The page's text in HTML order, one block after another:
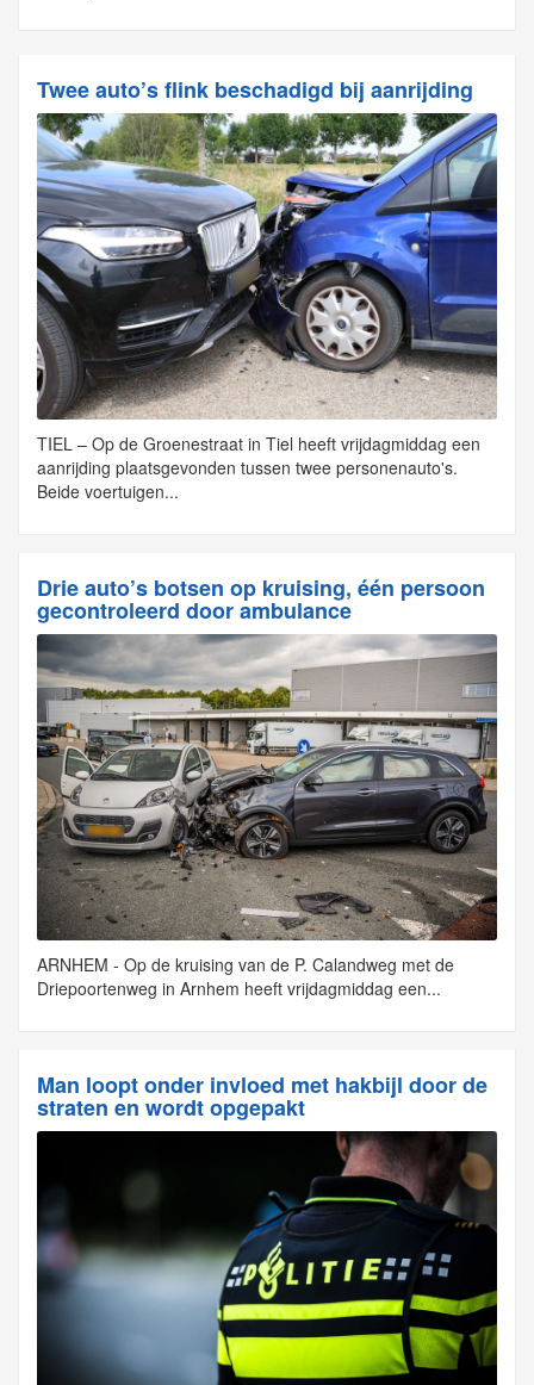
Twee auto’s flink beschadigd bij aanrijding
TIEL – Op de Groenestraat in Tiel heeft vrijdagmiddag een
aanrijding plaatsgevonden tussen twee personenauto's.
Beide voertuigen...
Drie auto’s botsen op kruising, één persoon
gecontroleerd door ambulance
ARNHEM - Op de kruising van de P. Calandweg met de
Driepoortenweg in Arnhem heeft vrijdagmiddag een...
Man loopt onder invloed met hakbijl door de
straten en wordt opgepakt